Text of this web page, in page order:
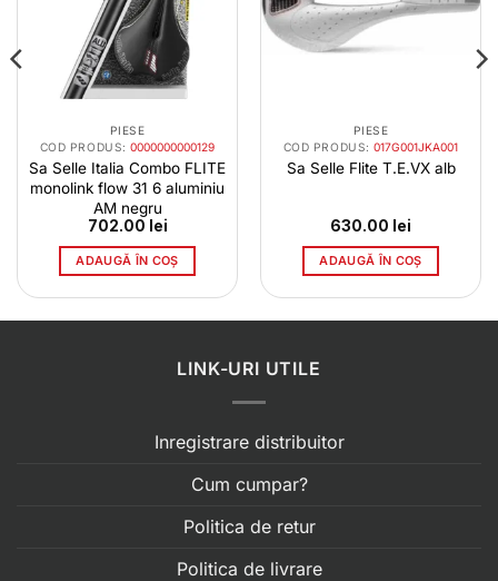
PIESE
COD PRODUS:0000000000129
Sa Selle Italia Combo FLITE
monolink flow 31 6 aluminiu
AM negru
702.00 lei
ADAUGĂ ÎN COȘ
PIESE
COD PRODUS:017G001JKA001
Sa Selle Flite T.E.VX alb
630.00 lei
ADAUGĂ ÎN COȘ
LINK-URI UTILE
Inregistrare distribuitor
Cum cumpar?
Politica de retur
Politica de livrare